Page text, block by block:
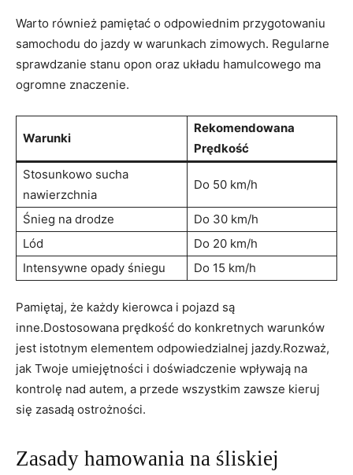
Warto również pamiętać o odpowiednim‌ przygotowaniu
⁤samochodu do jazdy w warunkach zimowych. Regularne
sprawdzanie ‌stanu opon oraz układu‍ hamulcowego ma
ogromne znaczenie.
Warunki
Rekomendowana
Prędkość
Stosunkowo sucha
nawierzchnia
Do 50 km/h
Śnieg na drodze
Do 30 km/h
Lód
Do 20 km/h
Intensywne​ opady śniegu
Do 15 km/h
Pamiętaj, że każdy kierowca i pojazd są
inne.Dostosowana prędkość do konkretnych warunków
jest istotnym ⁢elementem odpowiedzialnej ‍jazdy.Rozważ,
jak Twoje umiejętności i doświadczenie⁢ wpływają na
kontrolę nad autem, a przede wszystkim ⁣zawsze kieruj
się zasadą ⁤ostrożności.
Zasady hamowania na śliskiej